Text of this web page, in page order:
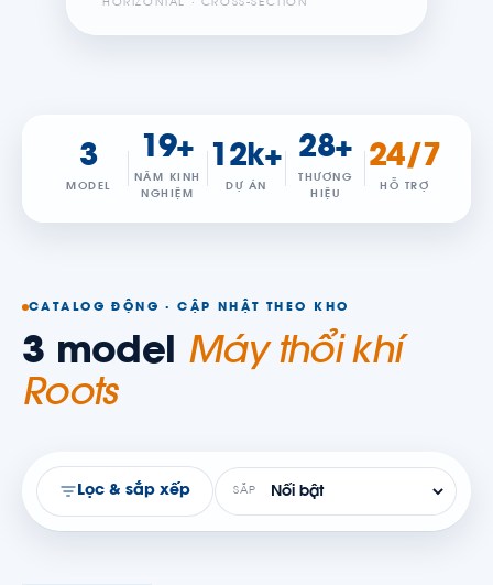
HORIZONTAL · CROSS-SECTION
3
MODEL
19+
NĂM KINH
NGHIỆM
12k+
DỰ ÁN
28+
THƯƠNG
HIỆU
24/7
HỖ TRỢ
CATALOG ĐỘNG · CẬP NHẬT THEO KHO
3 model Máy thổi khí
Roots
Lọc & sắp xếp SẮP